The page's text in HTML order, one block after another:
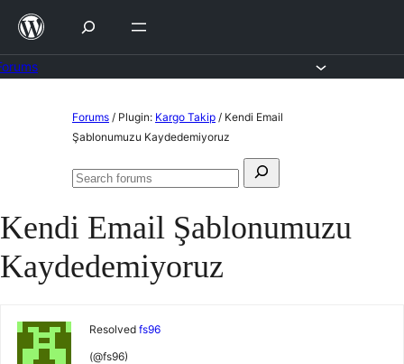
Skip
content
Forums / Plugin: Kargo Takip / Kendi Email
Şablonumuzu Kaydedemiyoruz
Search
Search
Kendi Email Şablonumuzu
Kaydedemiyoruz
Resolved fs96
(@fs96)